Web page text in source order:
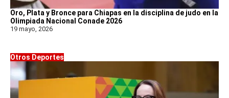
Oro, Plata y Bronce para Chiapas en la disciplina de judo en la
Olimpiada Nacional Conade 2026
19 mayo, 2026
Otros Deportes